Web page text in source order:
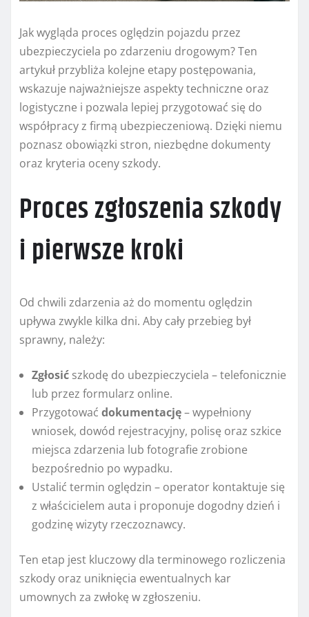
Jak wygląda proces oględzin pojazdu przez
ubezpieczyciela po zdarzeniu drogowym? Ten
artykuł przybliża kolejne etapy postępowania,
wskazuje najważniejsze aspekty techniczne oraz
logistyczne i pozwala lepiej przygotować się do
współpracy z firmą ubezpieczeniową. Dzięki niemu
poznasz obowiązki stron, niezbędne dokumenty
oraz kryteria oceny szkody.
Proces zgłoszenia szkody
i pierwsze kroki
Od chwili zdarzenia aż do momentu oględzin
upływa zwykle kilka dni. Aby cały przebieg był
sprawny, należy:
Zgłosić szkodę do ubezpieczyciela – telefonicznie
lub przez formularz online.
Przygotować dokumentację– wypełniony
wniosek, dowód rejestracyjny, polisę oraz szkice
miejsca zdarzenia lub fotografie zrobione
bezpośrednio po wypadku.
Ustalić termin oględzin – operator kontaktuje się
z właścicielem auta i proponuje dogodny dzień i
godzinę wizyty rzeczoznawcy.
Ten etap jest kluczowy dla terminowego rozliczenia
szkody oraz uniknięcia ewentualnych kar
umownych za zwłokę w zgłoszeniu.